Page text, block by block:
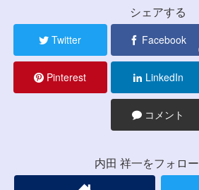
シェアする
Twitter Facebook
Pinterest LinkedIn
コメント
内田 祥一をフォロ